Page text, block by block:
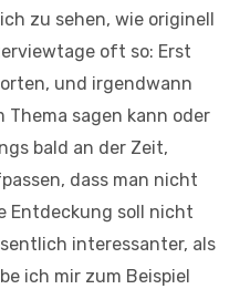
zu sehen, wie originell
oft so: Erst
und irgendwann
Thema sagen kann oder
bald an der Zeit,
dass man nicht
Entdeckung soll nicht
interessanter, als
ich mir zum Beispiel